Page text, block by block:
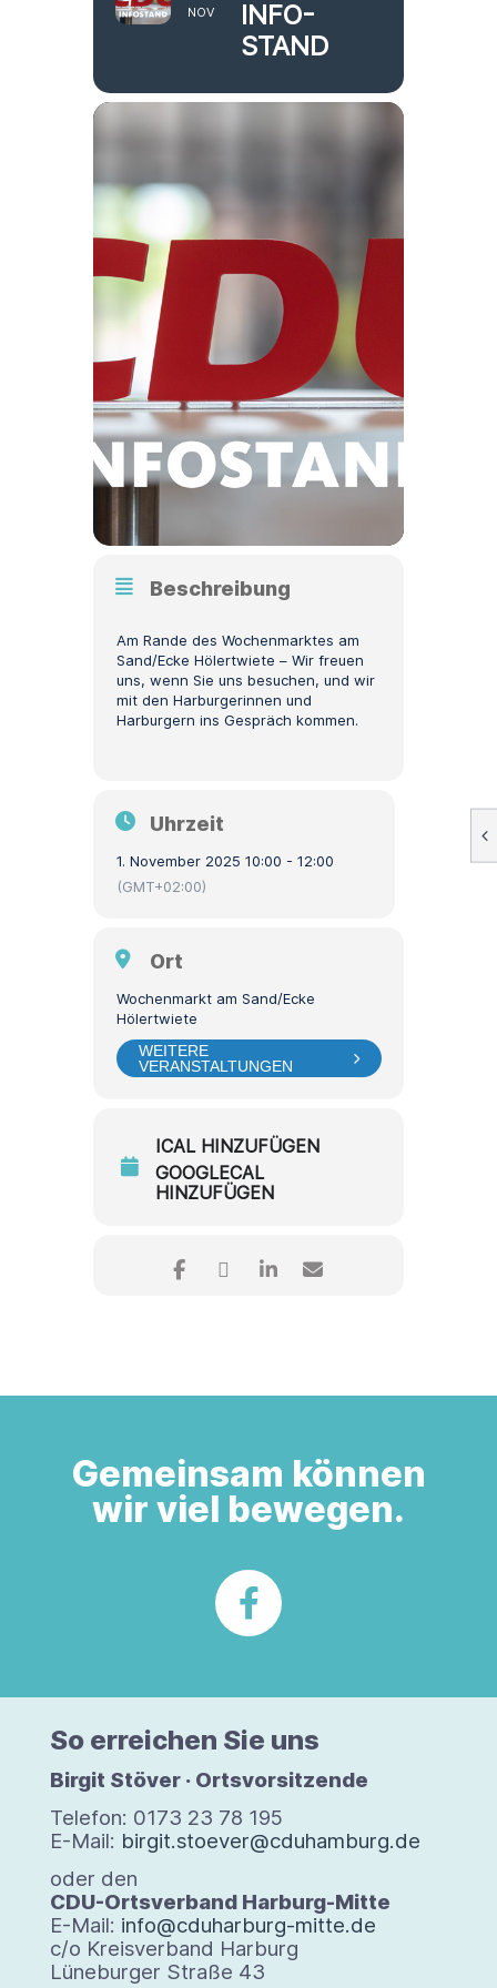
NOV
INFO-
STAND
Beschreibung
Am Rande des Wochenmarktes am
Sand/Ecke Hölertwiete – Wir freuen
uns, wenn Sie uns besuchen, und wir
mit den Harburgerinnen und
Harburgern ins Gespräch kommen.
Uhrzeit
1. November 2025 10:00 - 12:00
(GMT+02:00)
Ort
Wochenmarkt am Sand/Ecke
Hölertwiete
WEITERE
VERANSTALTUNGEN
ICAL HINZUFÜGEN
GOOGLECAL
HINZUFÜGEN
Gemeinsam können
wir viel bewegen.
So errei­chen Sie uns
Bir­git Stö­ver · Orts­vor­sit­zende
Tele­fon: 0173 23 78 195
E-Mail: birgit.stoever@cduhamburg.de
oder den
CDU-Orts­ver­band Harburg-​Mitte
E-​Mail: info@cduharburg-mitte.de
c/​o Kreis­ver­band Har­burg
Lüne­bur­ger Straße 43